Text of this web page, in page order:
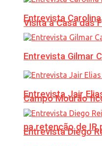
Visita à Casa das
Campo Mourão
na retenção de IR
Entrevista
Entrevista Gilmar
Entrevista Jair
Entrevista Diego